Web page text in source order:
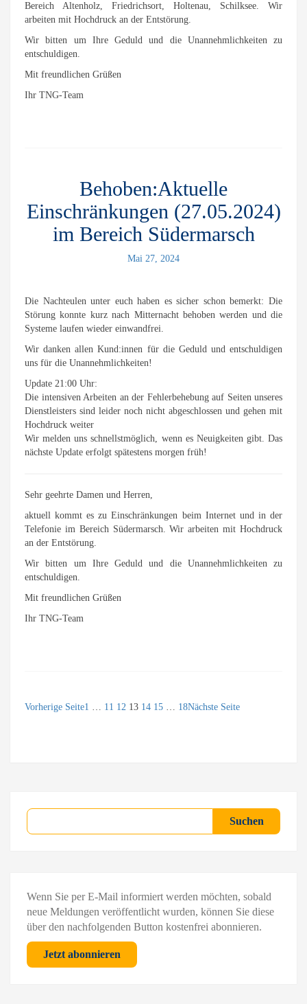
Bereich Altenholz, Friedrichsort, Holtenau, Schilksee. Wir
arbeiten mit Hochdruck an der Entstörung.
Wir bitten um Ihre Geduld und die Unannehmlichkeiten zu
entschuldigen.
Mit freundlichen Grüßen
Ihr TNG-Team
Behoben:Aktuelle
Einschränkungen (27.05.2024)
im Bereich Südermarsch
Mai 27, 2024
Die Nachteulen unter euch haben es sicher schon bemerkt: Die
Störung konnte kurz nach Mitternacht behoben werden und die
Systeme laufen wieder einwandfrei.
Wir danken allen Kund:innen für die Geduld und entschuldigen
uns für die Unannehmlichkeiten!
Update 21:00 Uhr:
Die intensiven Arbeiten an der Fehlerbehebung auf Seiten unseres
Dienstleisters sind leider noch nicht abgeschlossen und gehen mit
Hochdruck weiter
Wir melden uns schnellstmöglich, wenn es Neuigkeiten gibt. Das
nächste Update erfolgt spätestens morgen früh!
Sehr geehrte Damen und Herren,
aktuell kommt es zu Einschränkungen beim Internet und in der
Telefonie im Bereich Südermarsch. Wir arbeiten mit Hochdruck
an der Entstörung.
Wir bitten um Ihre Geduld und die Unannehmlichkeiten zu
entschuldigen.
Mit freundlichen Grüßen
Ihr TNG-Team
Vorherige Seite1 … 11 12 13 14 15 … 18Nächste Seite
Suchen
Suchen
Wenn Sie per E-Mail informiert werden möchten, sobald
neue Meldungen veröffentlicht wurden, können Sie diese
über den nachfolgenden Button kostenfrei abonnieren.
Jetzt abonnieren